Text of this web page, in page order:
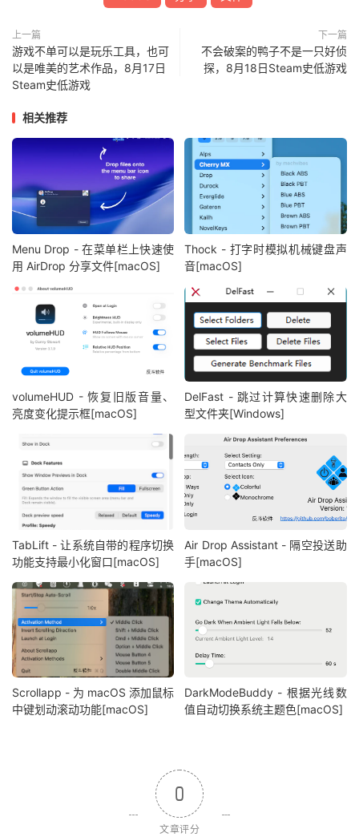
上一篇
游戏不单可以是玩乐工具，也可
以是唯美的艺术作品，8月17日
Steam史低游戏
下一篇
不会破案的鸭子不是一只好侦
探，8月18日Steam史低游戏
相关推荐
Menu Drop - 在菜单栏上快速使
用 AirDrop 分享文件[macOS]
Thock - 打字时模拟机械键盘声
音[macOS]
volumeHUD - 恢复旧版音量、
亮度变化提示框[macOS]
DelFast - 跳过计算快速删除大
型文件夹[Windows]
TabLift - 让系统自带的程序切换
功能支持最小化窗口[macOS]
Air Drop Assistant - 隔空投送助
手[macOS]
Scrollapp - 为 macOS 添加鼠标
中键划动滚动功能[macOS]
DarkModeBuddy - 根据光线数
值自动切换系统主题色[macOS]
0
文章评分